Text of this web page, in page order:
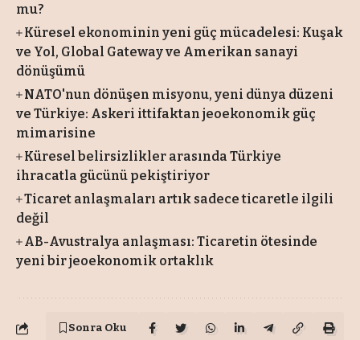
mu?
Küresel ekonominin yeni güç mücadelesi: Kuşak
ve Yol, Global Gateway ve Amerikan sanayi
dönüşümü
NATO'nun dönüşen misyonu, yeni dünya düzeni
ve Türkiye: Askeri ittifaktan jeoekonomik güç
mimarisine
Küresel belirsizlikler arasında Türkiye
ihracatla gücünü pekiştiriyor
Ticaret anlaşmaları artık sadece ticaretle ilgili
değil
AB-Avustralya anlaşması: Ticaretin ötesinde
yeni bir jeoekonomik ortaklık
Sonra Oku